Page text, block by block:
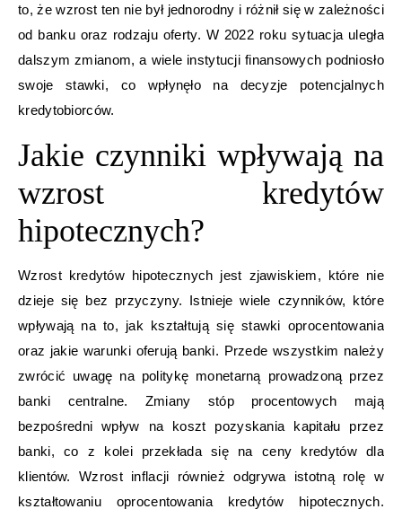
to, że wzrost ten nie był jednorodny i różnił się w zależności
od banku oraz rodzaju oferty. W 2022 roku sytuacja uległa
dalszym zmianom, a wiele instytucji finansowych podniosło
swoje stawki, co wpłynęło na decyzje potencjalnych
kredytobiorców.
Jakie czynniki wpływają na
wzrost kredytów
hipotecznych?
Wzrost kredytów hipotecznych jest zjawiskiem, które nie
dzieje się bez przyczyny. Istnieje wiele czynników, które
wpływają na to, jak kształtują się stawki oprocentowania
oraz jakie warunki oferują banki. Przede wszystkim należy
zwrócić uwagę na politykę monetarną prowadzoną przez
banki centralne. Zmiany stóp procentowych mają
bezpośredni wpływ na koszt pozyskania kapitału przez
banki, co z kolei przekłada się na ceny kredytów dla
klientów. Wzrost inflacji również odgrywa istotną rolę w
kształtowaniu oprocentowania kredytów hipotecznych.